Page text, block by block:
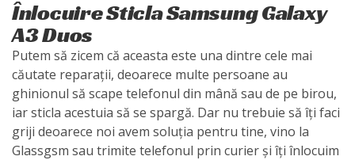
Înlocuire Sticla Samsung Galaxy
A3 Duos
Putem să zicem că aceasta este una dintre cele mai
căutate reparații, deoarece multe persoane au
ghinionul să scape telefonul din mână sau de pe birou,
iar sticla acestuia să se spargă. Dar nu trebuie să îți faci
griji deoarece noi avem soluția pentru tine, vino la
Glassgsm sau trimite telefonul prin curier și îți înlocuim